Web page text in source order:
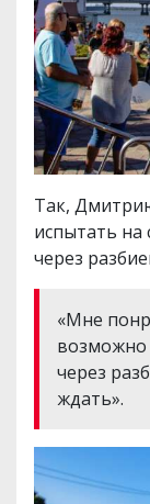
Так,
испытать на
через
«Мне
возможно
через
ждать».